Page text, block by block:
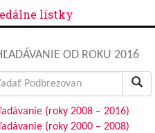
lístky
OD ROKU 2016
(roky 2008 – 2016)
(roky 2000 – 2008)